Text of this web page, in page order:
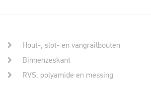
Hout-, slot- en vangrailbouten
Binnenzeskant
RVS, polyamide en messing